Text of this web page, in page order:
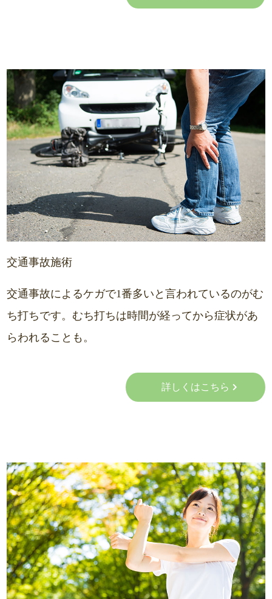
交通事故施術
交通事故によるケガで1番多いと言われているのがむ
ち打ちです。むち打ちは時間が経ってから症状があ
らわれることも。
詳しくはこちら